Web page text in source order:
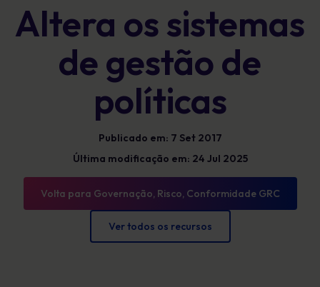
Altera os sistemas
de gestão de
políticas
Publicado em: 7 Set 2017
Última modificação em: 24 Jul 2025
Volta para Governação, Risco, Conformidade GRC
Ver todos os recursos